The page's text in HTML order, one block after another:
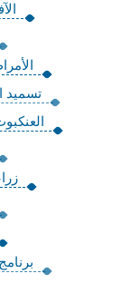
تسميد